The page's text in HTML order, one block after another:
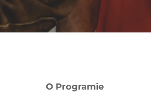
O Programie